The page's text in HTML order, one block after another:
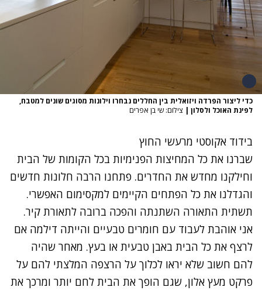
כדי ליצור הפרדה ויזואלית בין החללים נבחרו וילונות מסוגים שונים למטבח,
לפינת האוכל ולסלון | צילום: שי בן אפרים
בידוד אקוסטי מרעשי החוץ
שברנו את כל המחיצות הפנימיות בכל הקומות של הבית
וחילקנו מחדש את החדרים. פתחנו הרבה חלונות חדשים
והגדלנו את כל הפתחים הקיימים למקסימום האפשרי.
תשתית התאורה השתנתה והפכה ברובה לתאורת קיר.
אני אוהבת לעבוד עם חומרים טבעיים והייתה דילמה אם
לרצף את כל הבית באבן טבעית או בעץ. מאחר שהיה
להם חשוב שלא יראו לכלוך על הרצפה המלצתי להם על
פרקט מעץ אלון, שגם הופך את הבית לחם יותר ומרכך את